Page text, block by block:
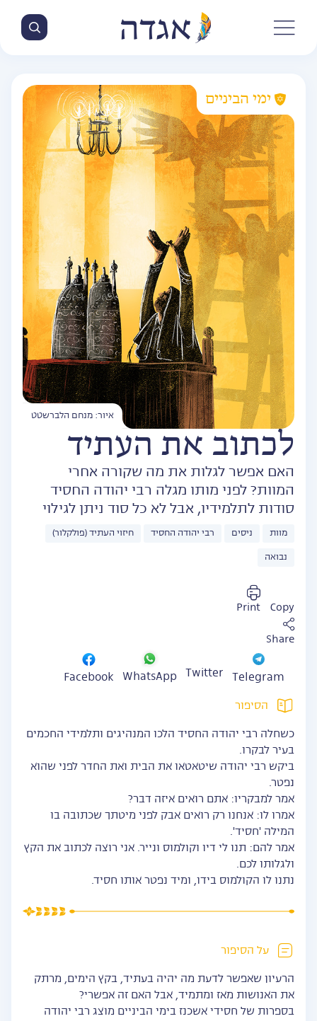
איור: מנחם הלברשטט
ימי הביניים
לכתוב את העתיד
האם אפשר לגלות את מה שקורה אחרי
המוות? לפני מותו מגלה רבי יהודה החסיד
סודות לתלמידיו, אבל לא כל סוד ניתן לגילוי
מוות ניסים רבי יהודה החסיד חיזוי העתיד (פולקלור)
נבואה
Copy
Print
Share
Telegram
Twitter
WhatsApp
Facebook
הסיפור
כשחלה רבי יהודה החסיד הלכו המנהיגים ותלמידי החכמים
בעיר לבקרו.
ביקש רבי יהודה שיטאטאו את הבית ואת החדר לפני שהוא
נפטר.
אמר למבקריו: אתם רואים איזה דבר?
אמרו לו: אנחנו רק רואים אבק לפני מיטתך שכתובה בו
המילה 'חסיד'.
אמר להם: תנו לי דיו וקולמוס ונייר. אני רוצה לכתוב את הקץ
ולגלותו לכם.
נתנו לו הקולמוס בידו, ומיד נפטר אותו חסיד.
על הסיפור
הרעיון שאפשר לדעת מה יהיה בעתיד, בקץ הימים, מרתק
את האנושות מאז ומתמיד, אבל האם זה אפשרי?
בספרות של חסידי אשכנז בימי הביניים מוצג רבי יהודה